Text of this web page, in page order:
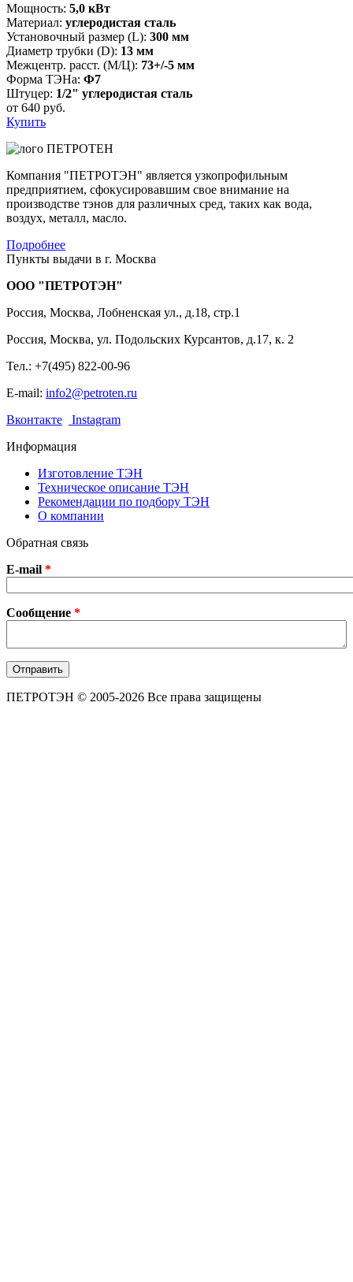
Мощность: 5,0 кВт
Материал: углеродистая сталь
Установочный размер (L): 300 мм
Диаметр трубки (D): 13 мм
Межцентр. расст. (М/Ц): 73+/-5 мм
Форма ТЭНа: Ф7
Штуцер: 1/2" углеродистая сталь
от 640 руб.
Купить
Компания "ПЕТРОТЭН" является узкопрофильным
предприятием, сфокусировавшим свое внимание на
производстве тэнов для различных сред, таких как вода,
воздух, металл, масло.
Подробнее
Пункты выдачи в г. Москва
ООО "ПЕТРОТЭН"
Россия, Москва, Лобненская ул., д.18, стр.1
Россия, Москва, ул. Подольских Курсантов, д.17, к. 2
Тел.: +7(495) 822-00-96
E-mail: info2@petroten.ru
Вконтакте
Instagram
Информация
Изготовление ТЭН
Техническое описание ТЭН
Рекомендации по подбору ТЭН
О компании
Обратная связь
E-mail *
Сообщение *
ПЕТРОТЭН © 2005-2026 Все права защищены